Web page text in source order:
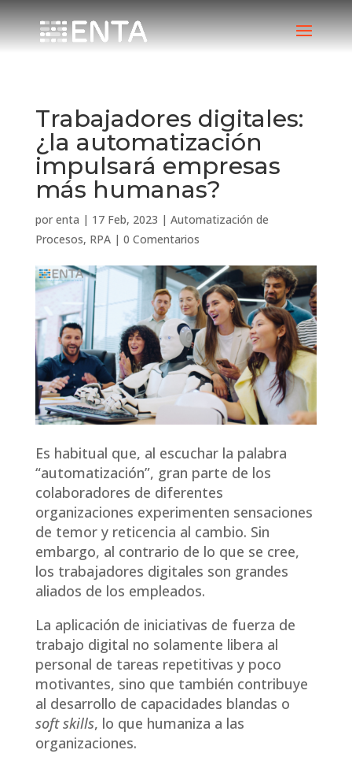
Trabajadores digitales:
¿la automatización
impulsará empresas
más humanas?
por enta | 17 Feb, 2023 | Automatización de
Procesos, RPA| 0 Comentarios
Es habitual que, al escuchar la palabra
“automatización”, gran parte de los
colaboradores de diferentes
organizaciones experimenten sensaciones
de temor y reticencia al cambio. Sin
embargo, al contrario de lo que se cree,
los trabajadores digitales son grandes
aliados de los empleados.
La aplicación de iniciativas de fuerza de
trabajo digital no solamente libera al
personal de tareas repetitivas y poco
motivantes, sino que también contribuye
al desarrollo de capacidades blandas o
soft skills, lo que humaniza a las
organizaciones.